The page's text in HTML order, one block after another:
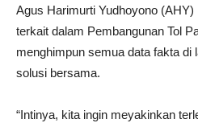
Agus Harimurti Yudhoyono
terkait dalam Pembangunan Tol
menghimpun semua data fakta di
solusi bersama.
“Intinya, kita ingin meyakinkan